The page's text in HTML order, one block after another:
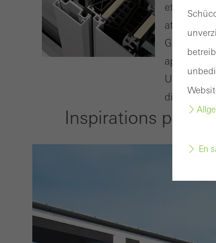
et les
Grâce à
Un
Inspirations pour
En